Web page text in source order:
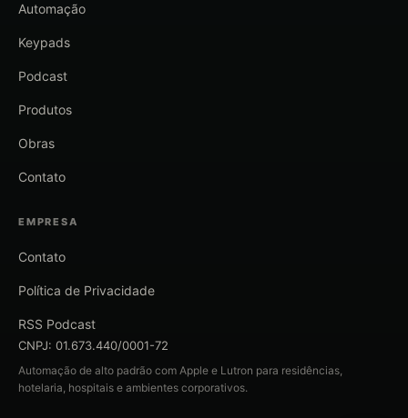
Automação
Keypads
Podcast
Produtos
Obras
Contato
EMPRESA
Contato
Política de Privacidade
RSS Podcast
CNPJ: 01.673.440/0001-72
Automação de alto padrão com Apple e Lutron para residências,
hotelaria, hospitais e ambientes corporativos.